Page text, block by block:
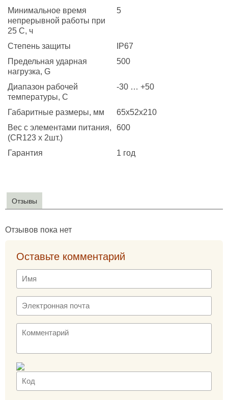
Минимальное время
непрерывной работы при
25 С, ч
5
Степень защиты
IP67
Предельная ударная
нагрузка, G
500
Диапазон рабочей
температуры, С
-30 … +50
Габаритные размеры, мм
65x52x210
Вес с элементами питания,
(CR123 x 2шт.)
600
Гарантия 1 год
Отзывы
Отзывов пока нет
Оставьте комментарий